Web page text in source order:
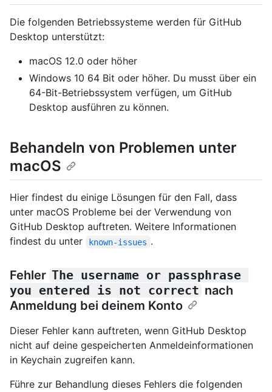
Die folgenden Betriebssysteme werden für GitHub
Desktop unterstützt:
macOS 12.0 oder höher
Windows 10 64 Bit oder höher. Du musst über ein
64-Bit-Betriebssystem verfügen, um GitHub
Desktop ausführen zu können.
Behandeln von Problemen unter
macOS
Hier findest du einige Lösungen für den Fall, dass
unter macOS Probleme bei der Verwendung von
GitHub Desktop auftreten. Weitere Informationen
findest du unter
known-issues .
Fehler The username or passphrase
you entered is not correct nach
Anmeldung bei deinem Konto
Dieser Fehler kann auftreten, wenn GitHub Desktop
nicht auf deine gespeicherten Anmeldeinformationen
in Keychain zugreifen kann.
Führe zur Behandlung dieses Fehlers die folgenden